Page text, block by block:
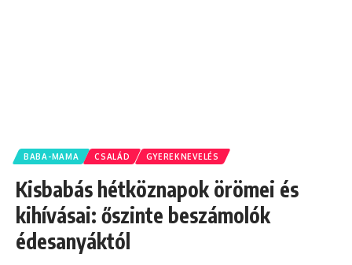
BABA-MAMA CSALÁD GYEREKNEVELÉS
Kisbabás hétköznapok örömei és
kihívásai: őszinte beszámolók
édesanyáktól